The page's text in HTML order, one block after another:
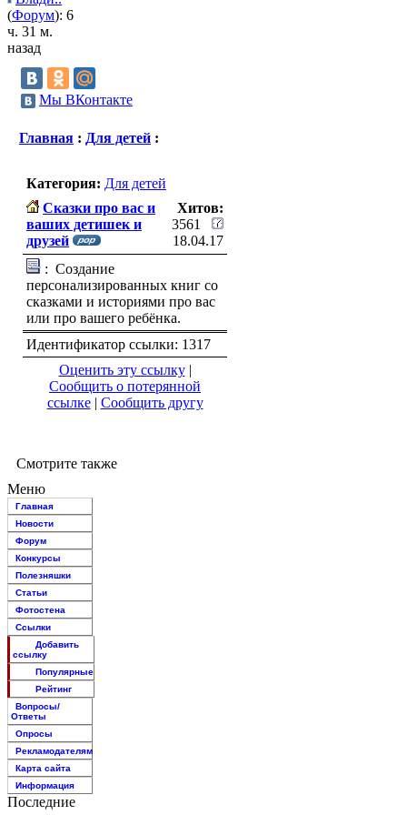
(Форум): 6
ч. 31 м.
назад
Мы ВКонтакте
Главная : Для детей :
Категория: Для детей
Сказки про вас и
ваших детишек и
друзей
Хитов:
3561
18.04.17
: Создание
персонализированных книг со
сказками и историями про вас
или про вашего ребёнка.
Идентификатор ссылки: 1317
Оценить эту ссылку|
Сообщить о потерянной
ссылке| Сообщить другу
Смотрите также
Меню
Главная
Новости
Форум
Конкурсы
Полезняшки
Статьи
Фотостена
Ссылки
Добавить
ссылку
Популярные
Рейтинг
Вопросы/
Ответы
Опросы
Рекламодателям
Карта сайта
Информация
Последние